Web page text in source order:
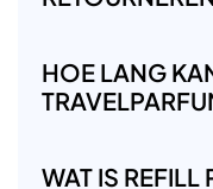
HOE LANG
WAT IS REFILL